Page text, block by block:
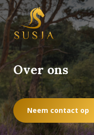
Skip
to
main
content
Over ons
Neem contact op